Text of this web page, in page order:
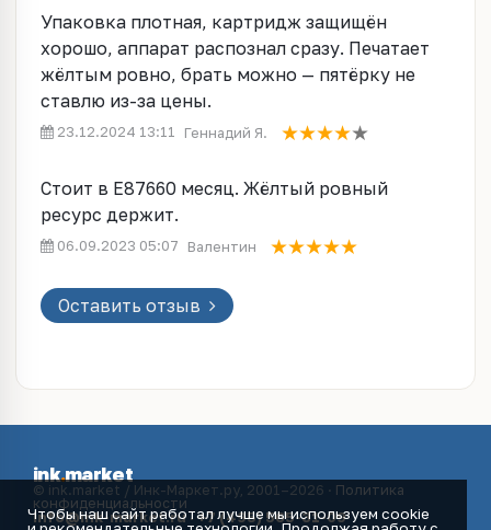
Упаковка плотная, картридж защищён
хорошо, аппарат распознал сразу. Печатает
жёлтым ровно, брать можно — пятёрку не
ставлю из-за цены.
23.12.2024 13:11 Геннадий Я.
Стоит в E87660 месяц. Жёлтый ровный
ресурс держит.
06.09.2023 05:07 Валентин
Оставить отзыв
ink.market
© ink.market / Инк-Маркет.ру, 2001–2026 · Политика
конфиденциальности
info@ink-market.ru·+7 (495) 565-31-09
Чтобы наш сайт работал лучше мы используем cookie